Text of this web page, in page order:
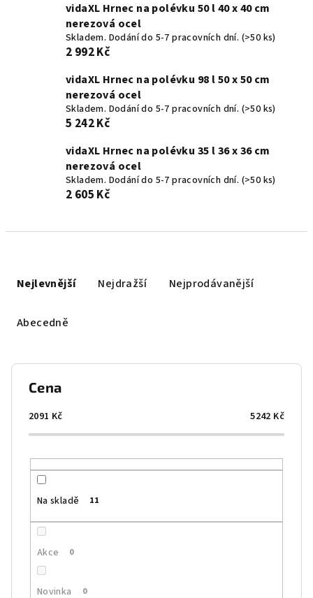
vidaXL Hrnec na polévku 50 l 40 x 40 cm
nerezová ocel
Skladem. Dodání do 5-7 pracovních dní. (>50 ks)
2 992 Kč
vidaXL Hrnec na polévku 98 l 50 x 50 cm
nerezová ocel
Skladem. Dodání do 5-7 pracovních dní. (>50 ks)
5 242 Kč
vidaXL Hrnec na polévku 35 l 36 x 36 cm
nerezová ocel
Skladem. Dodání do 5-7 pracovních dní. (>50 ks)
2 605 Kč
Nejlevnější Nejdražší Nejprodávanější
Abecedně
Cena
2091 Kč 5242 Kč
Na skladě 11
Akce 0
Novinka 0